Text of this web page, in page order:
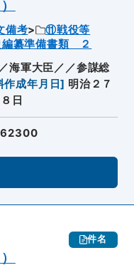
備考
⑪戦役等
纂準備書類 ２
海軍大臣／／参謀総
作成年月日] 明治２７
日
件名